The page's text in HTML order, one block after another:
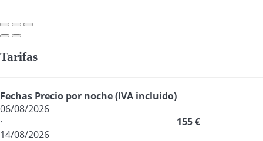
Tarifas
Fechas Precio por noche (IVA incluido)
06/08/2026
·
14/08/2026
155 €